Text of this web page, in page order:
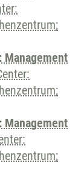
Management
Management